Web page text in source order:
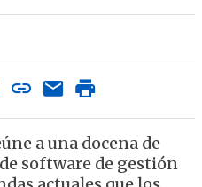
a una docena de
software de gestión